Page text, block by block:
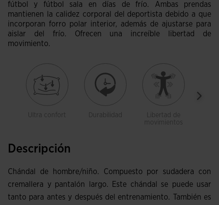
fútbol y fútbol sala en días de frío. Ambas prendas
mantienen la calidez corporal del deportista debido a que
incorporan forro polar interior, además de ajustarse para
aislar del frío. Ofrecen una increíble libertad de
movimiento.
Ultra confort Durabilidad
Libertad de
movimientos
Descripción
Chándal de hombre/niño. Compuesto por sudadera con
cremallera y pantalón largo. Este chándal se puede usar
tanto para antes y después del entrenamiento. También es